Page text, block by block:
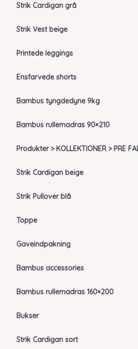
Strik Cardigan grå
Strik Vest beige
Printede leggings
Ensfarvede shorts
Bambus tyngdedyne 9kg
Bambus rullemadras 90×210
Produkter > KOLLEKTIONER > PRE
Strik Cardigan beige
Strik Pullover blå
Toppe
Gaveindpakning
Bambus accessories
Bambus rullemadras 160×200
Bukser
Strik Cardigan sort